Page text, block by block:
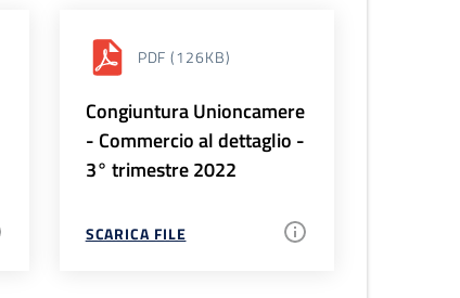
PDF (126KB)
Congiuntura Unioncamere
- Commercio al dettaglio -
3° trimestre 2022
SCARICA FILE